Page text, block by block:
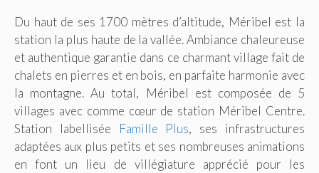
Du haut de ses 1700 mètres d’altitude, Méribel est la
station la plus haute de la vallée. Ambiance chaleureuse
et authentique garantie dans ce charmant village fait de
chalets en pierres et en bois, en parfaite harmonie avec
la montagne. Au total, Méribel est composée de 5
villages avec comme cœur de station Méribel Centre.
Station labellisée
Famille Plus, ses infrastructures
adaptées aux plus petits et ses nombreuses animations
en font un lieu de villégiature apprécié pour les